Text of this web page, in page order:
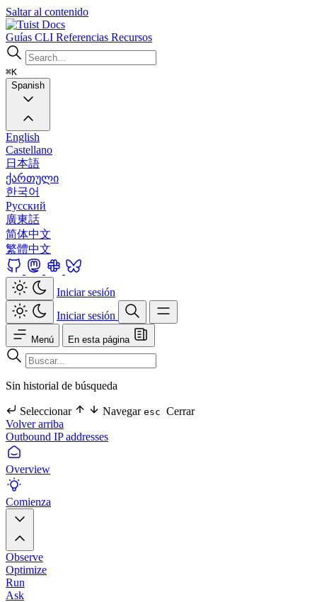
Saltar al contenido
Docs
Guías CLI Referencias Recursos
⌘K
Spanish
English
Castellano
日本語
ქართული
한국어
Русский
廣東話
简体中文
繁體中文
Iniciar sesión
Iniciar sesión
Menú En esta página
Sin historial de búsqueda
Seleccionar Navegar esc Cerrar
Volver arriba
Outbound IP addresses
Overview
Comienza
Observe
Optimize
Run
Ask